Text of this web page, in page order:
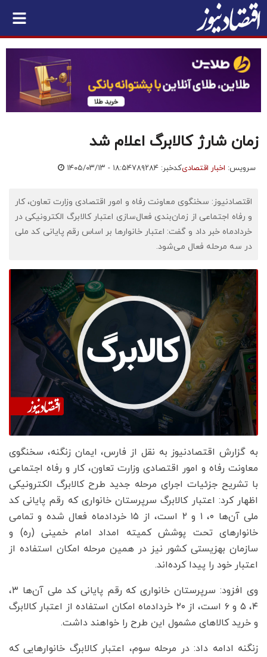
زمان شارژ کالابرگ اعلام شد
سرویس: اخبار اقتصادیکدخبر: ۷۸۹۲۸۴ ۱۴۰۵/۰۳/۱۳ - ۱۸:۵۴
اقتصادنیوز: سخنگوی معاونت رفاه و امور اقتصادی وزارت تعاون، کار
و رفاه اجتماعی از زمان‌بندی فعال‌سازی اعتبار کالابرگ الکترونیکی در
خردادماه خبر داد و گفت: اعتبار خانوارها بر اساس رقم پایانی کد ملی
در سه مرحله فعال می‌شود.
به گزارش اقتصادنیوز به نقل از فارس، ایمان زنگنه، سخنگوی
معاونت رفاه و امور اقتصادی وزارت تعاون، کار و رفاه اجتماعی
با تشریح جزئیات اجرای مرحله جدید طرح کالابرگ الکترونیکی
اظهار کرد: اعتبار کالابرگ سرپرستان خانواری که رقم پایانی کد
ملی آن‌ها ۰، ۱ و ۲ است، از ۱۵ خردادماه فعال شده و تمامی
خانوارهای تحت پوشش کمیته امداد امام خمینی (ره) و
سازمان بهزیستی کشور نیز در همین مرحله امکان استفاده از
اعتبار خود را پیدا کرده‌اند.
وی افزود: سرپرستان خانواری که رقم پایانی کد ملی آن‌ها ۳،
۴، ۵ و ۶ است، از ۲۰ خردادماه امکان استفاده از اعتبار کالابرگ
و خرید کالاهای مشمول این طرح را خواهند داشت.
زنگنه ادامه داد: در مرحله سوم، اعتبار کالابرگ خانوارهایی که